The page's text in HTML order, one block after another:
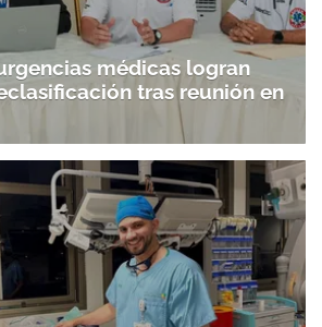
médicas logran
tras reunión en